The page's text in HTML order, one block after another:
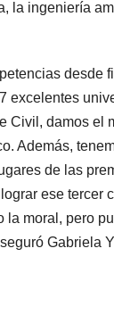
la ingeniería
desde
excelentes
Civil, damos el
Además,
de las
ese tercer
moral, pero
Gabriela